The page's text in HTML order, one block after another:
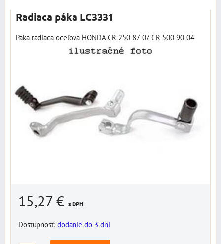
Radiaca páka LC3331
Páka radiaca oceľová HONDA CR 250 87-07 CR 500 90-04
15,27 € s DPH
Dostupnosť: dodanie do 3 dní